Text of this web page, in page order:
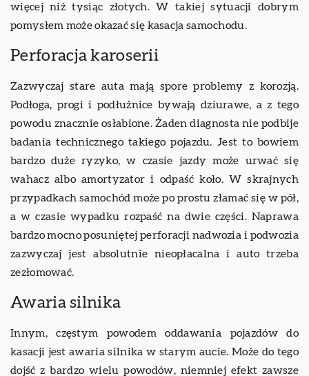
więcej niż tysiąc złotych. W takiej sytuacji dobrym
pomysłem może okazać się kasacja samochodu.
Perforacja karoserii
Zazwyczaj stare auta mają spore problemy z korozją.
Podłoga, progi i podłużnice bywają dziurawe, a z tego
powodu znacznie osłabione. Żaden diagnosta nie podbije
badania technicznego takiego pojazdu. Jest to bowiem
bardzo duże ryzyko, w czasie jazdy może urwać się
wahacz albo amortyzator i odpaść koło. W skrajnych
przypadkach samochód może po prostu złamać się w pół,
a w czasie wypadku rozpaść na dwie części. Naprawa
bardzo mocno posuniętej perforacji nadwozia i podwozia
zazwyczaj jest absolutnie nieopłacalna i auto trzeba
zezłomować.
Awaria silnika
Innym, częstym powodem oddawania pojazdów do
kasacji jest awaria silnika w starym aucie. Może do tego
dojść z bardzo wielu powodów, niemniej efekt zawsze